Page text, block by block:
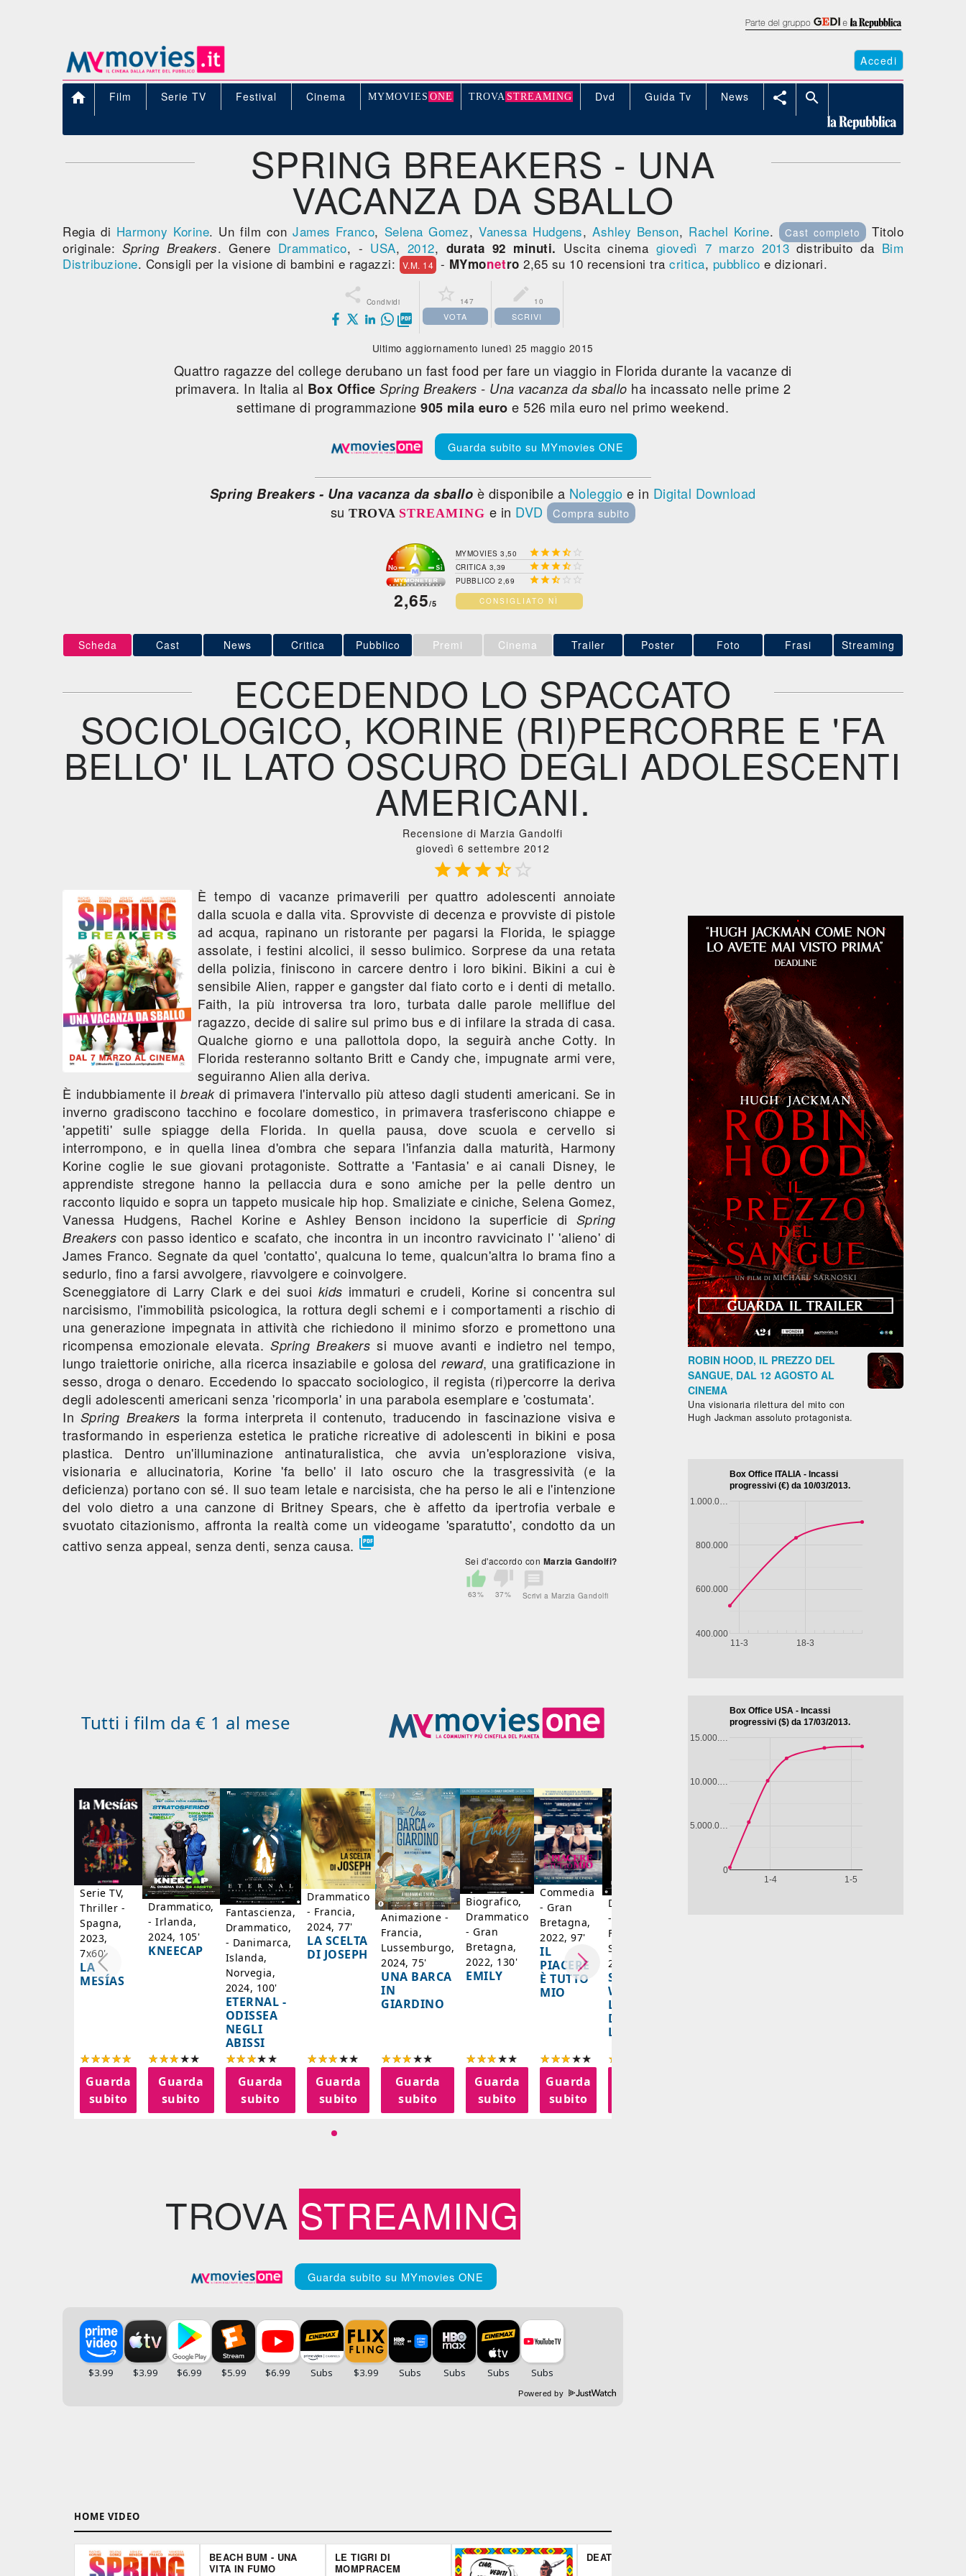
Accedi
 Film Serie TV Festival Cinema MYMOVIE S ONE TROVA STREAMING Dvd Guida Tv News  
SPRING BREAKERS - UNA
VACANZA DA SBALLO
Regia di Harmony Korine. Un film conJames Franco, Selena Gomez,Vanessa Hudgens,Ashley Benson, Rachel Korine. Cast completo
Titolo
originale:Spring Breakers. Genere Drammatico, - USA, 2012, durata 92 minuti. Uscita cinema giovedì 7 marzo 2013distribuito da Bim
Distribuzione. Consigli per la visione di bambini e ragazzi: V.M. 14 - MYmonetro 2,65 su 10 recensioni tra critica, pubblico e dizionari.
 Condividi

 147
VOTA
 10
SCRIVI
Ultimo aggiornamento lunedì 25 maggio 2015
Quattro ragazze del college derubano un fast food per fare un viaggio in Florida durante la vacanze di
primavera. In Italia al Box Office Spring Breakers - Una vacanza da sballo ha incassato nelle prime 2
settimane di programmazione905 mila euro e 526 mila euro nel primo weekend.
Guarda subito su MYmovies ONE
Spring Breakers - Una vacanza da sballo è disponibile a Noleggio e in Digital Download
suTROVA STREAMING e in DVD Compra subito
2,65/5
MYMOVIES 3,50  
CRITICA 3,39  
PUBBLICO 2,69   
CONSIGLIATO NÌ
Scheda Cast News Critica Pubblico Premi Cinema Trailer Poster Foto Frasi Streaming
ECCEDENDO LO SPACCATO
SOCIOLOGICO, KORINE (RI)PERCORRE E 'FA
BELLO' IL LATO OSCURO DEGLI ADOLESCENTI
AMERICANI.
Recensione di Marzia Gandolfi
giovedì 6 settembre 2012
 
È tempo di vacanze primaverili per quattro adolescenti annoiate
dalla scuola e dalla vita. Sprovviste di decenza e provviste di pistole
ad acqua, rapinano un ristorante per pagarsi la Florida, le spiagge
assolate, i festini alcolici, il sesso bulimico. Sorprese da una retata
della polizia, finiscono in carcere dentro i loro bikini. Bikini a cui è
sensibile Alien, rapper e gangster dal fiato corto e i denti di metallo.
Faith, la più introversa tra loro, turbata dalle parole melliflue del
ragazzo, decide di salire sul primo bus e di infilare la strada di casa.
Qualche giorno e una pallottola dopo, la seguirà anche Cotty. In
Florida resteranno soltanto Britt e Candy che, impugnate armi vere,
seguiranno Alien alla deriva.
È indubbiamente ilbreakdi primavera l'intervallo più atteso dagli studenti americani. Se in
inverno gradiscono tacchino e focolare domestico, in primavera trasferiscono chiappe e
'appetiti' sulle spiagge della Florida. In quella pausa, dove scuola e cervello si
interrompono, e in quella linea d'ombra che separa l'infanzia dalla maturità, Harmony
Korine coglie le sue giovani protagoniste. Sottratte a 'Fantasia' e ai canali Disney, le
apprendiste stregone hanno la pellaccia dura e sono amiche per la pelle dentro un
racconto liquido e sopra un tappeto musicale hip hop. Smaliziate e ciniche, Selena Gomez,
Vanessa Hudgens, Rachel Korine e Ashley Benson incidono la superficie di Spring
Breakers con passo identico e scafato, che incontra in un incontro ravvicinato l' 'alieno' di
James Franco. Segnate da quel 'contatto', qualcuna lo teme, qualcun'altra lo brama fino a
sedurlo, fino a farsi avvolgere, riavvolgere e coinvolgere.
Sceneggiatore di Larry Clark e dei suoi kids immaturi e crudeli, Korine si concentra sul
narcisismo, l'immobilità psicologica, la rottura degli schemi e i comportamenti a rischio di
una generazione impegnata in attività che richiedono il minimo sforzo e promettono una
ricompensa emozionale elevata.Spring Breakers si muove avanti e indietro nel tempo,
lungo traiettorie oniriche, alla ricerca insaziabile e golosa delreward, una gratificazione in
sesso, droga o denaro. Eccedendo lo spaccato sociologico, il regista (ri)percorre la deriva
degli adolescenti americani senza 'ricomporla' in una parabola esemplare e 'costumata'.
In Spring Breakers la forma interpreta il contenuto, traducendo in fascinazione visiva e
trasformando in esperienza estetica le pratiche ricreative di adolescenti in bikini e posa
plastica. Dentro un'illuminazione antinaturalistica, che avvia un'esplorazione visiva,
visionaria e allucinatoria, Korine 'fa bello' il lato oscuro che la trasgressività (e la
deficienza) portano con sé. Il suo team letale e narcisista, che ha perso le ali e l'intenzione
del volo dietro a una canzone di Britney Spears, che è affetto da ipertrofia verbale e
svuotato citazionismo, affronta la realtà come un videogame 'sparatutto', condotto da un
cattivo senza appeal, senza denti, senza causa. 
Sei d'accordo con Marzia Gandolfi?
63% 37% Scrivi a Marzia Gandolfi
Tutti i film da € 1 al mese
Serie TV,
Thriller -
Spagna,
2023,
7x60'
LA
MESÍAS
Guarda
subito
Drammatico,
- Irlanda,
2024, 105'
KNEECAP
Guarda
subito
Fantascienza,
Drammatico,
- Danimarca,
Islanda,
Norvegia,
2024, 100'
ETERNAL -
ODISSEA
NEGLI
ABISSI
Guarda
subito
Drammatico
- Francia,
2024, 77'
LA SCELTA
DI JOSEPH
Guarda
subito
Animazione -
Francia,
Lussemburgo,
2024, 75'
UNA BARCA
IN
GIARDINO
Guarda
subito
Biografico,
Drammatico
- Gran
Bretagna,
2022, 130'
EMILY
Guarda
subito
Commedia
- Gran
Bretagna,
2022, 97'
IL
PIACERE
È TUTTO
MIO
Guarda
subito
Drammatico
- Giappone,
Francia,
Singapore,
2024, 105'
SPIRIT
WORLD -
LA FESTA
DELLE
LANTERNE
Belgio, 2024,
LA DIVINA
DI FRANCIA
85'
IL
LADRA
TROVA STREAMING
Guarda subito su MYmovies ONE
Powered by
HOME VIDEO
BEACH BUM - UNA
VITA IN FUMO
LE TIGRI DI
MOMPRACEM
DEATH OF A UNICORN
ROBIN HOOD, IL PREZZO DEL
SANGUE, DAL 12 AGOSTO AL
CINEMA
Una visionaria rilettura del mito con
Hugh Jackman assoluto protagonista.